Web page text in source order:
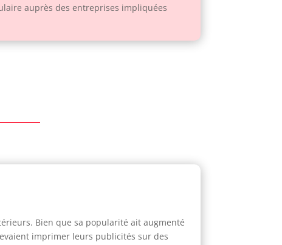
auprès des entreprises impliquées
Bien que sa popularité ait augmenté
imprimer leurs publicités sur des